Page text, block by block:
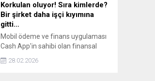
Korkulan oluyor! Sıra kimlerde?
Bir şirket daha işçi kıyımına
gitti…
Mobil ödeme ve finans uygulaması
Cash App'in sahibi olan finansal
teknoloji şirketi Block 4 binin
üzerinde çalışanını işten
28.02.2026